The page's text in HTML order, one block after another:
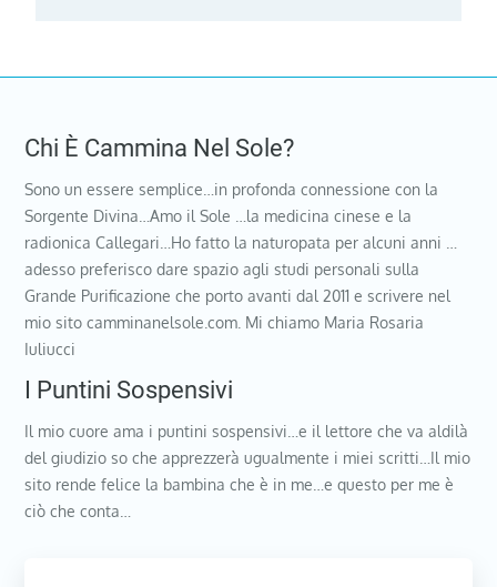
Chi È Cammina Nel Sole?
Sono un essere semplice…in profonda connessione con la
Sorgente Divina…Amo il Sole …la medicina cinese e la
radionica Callegari…Ho fatto la naturopata per alcuni anni …
adesso preferisco dare spazio agli studi personali sulla
Grande Purificazione che porto avanti dal 2011 e scrivere nel
mio sito camminanelsole.com. Mi chiamo Maria Rosaria
Iuliucci
I Puntini Sospensivi
Il mio cuore ama i puntini sospensivi…e il lettore che va aldilà
del giudizio so che apprezzerà ugualmente i miei scritti…Il mio
sito rende felice la bambina che è in me…e questo per me è
ciò che conta…